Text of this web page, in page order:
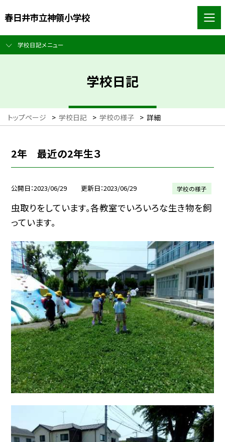
春日井市立神領小学校
学校日記メニュー
学校日記
トップページ > 学校日記 > 学校の様子 > 詳細
2年 最近の2年生３
公開日 2023/06/29 更新日 2023/06/29 学校の様子
虫取りをしています。各教室でいろいろな生き物を飼
っています。